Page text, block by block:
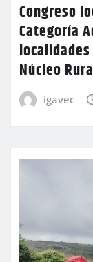
Congreso
Categoría
Núcleo
igavec